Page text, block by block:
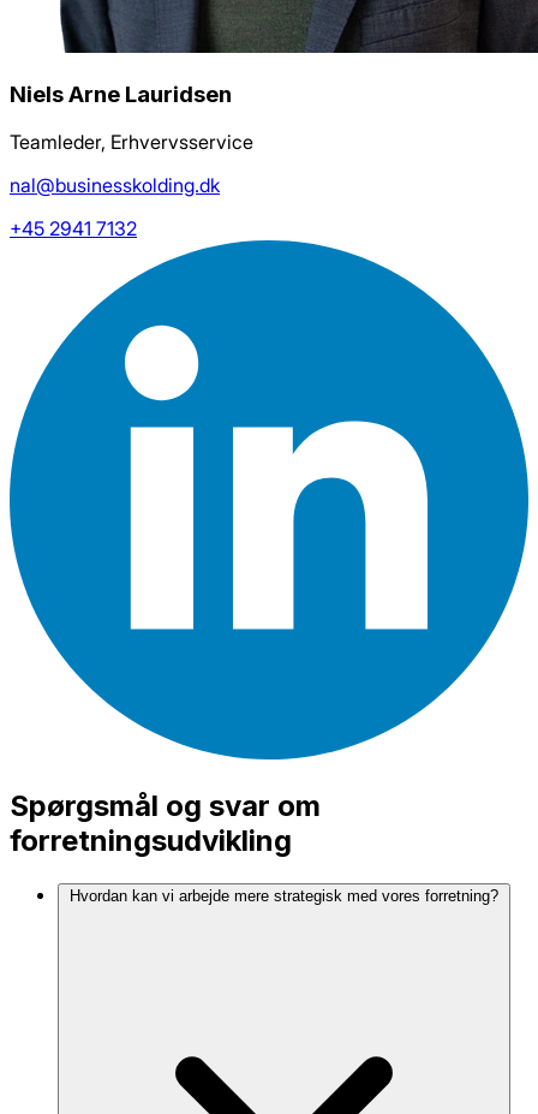
Niels Arne Lauridsen
Teamleder, Erhvervsservice
nal@businesskolding.dk
+45 2941 7132
Spørgsmål og svar om
forretningsudvikling
Hvordan kan vi arbejde mere strategisk med vores forretning?